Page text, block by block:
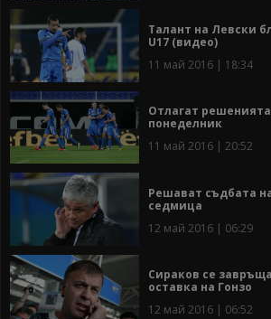
Талант на Левски
U17 (видео)
11 май 2016 | 18:34
Отлагат
понеделник
11 май 2016 | 20:52
Решават съдбата
седмица
12 май 2016 | 06:29
Сираков се
оставка на Гонзо
12 май 2016 | 06:52